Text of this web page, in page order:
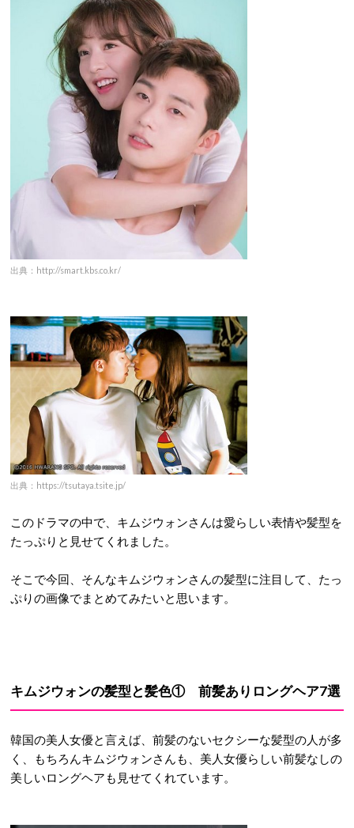
出典：http://smart.kbs.co.kr/
出典：https://tsutaya.tsite.jp/
このドラマの中で、キムジウォンさんは愛らしい表情や髪型を
たっぷりと見せてくれました。
そこで今回、そんなキムジウォンさんの髪型に注目して、たっ
ぷりの画像でまとめてみたいと思います。
キムジウォンの髪型と髪色① 前髪ありロングヘア7選
韓国の美人女優と言えば、前髪のないセクシーな髪型の人が多
く、もちろんキムジウォンさんも、美人女優らしい前髪なしの
美しいロングヘアも見せてくれています。